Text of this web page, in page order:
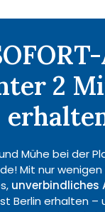
2
Mühe bei der
Mit nur
unverbindliches
Berlin erhalten –